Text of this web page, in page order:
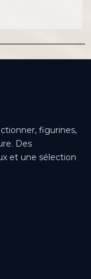
figurines,
Des
et une sélection